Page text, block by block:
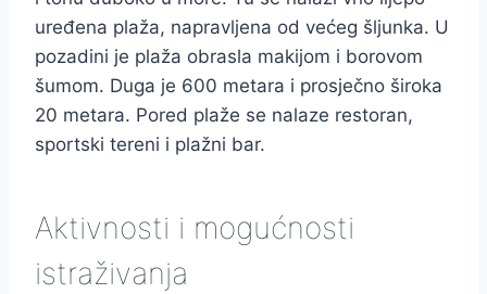
uređena plaža, napravljena od većeg šljunka. U
pozadini je plaža obrasla makijom i borovom
šumom. Duga je 600 metara i prosječno široka
20 metara. Pored plaže se nalaze restoran,
sportski tereni i plažni bar.
Aktivnosti i mogućnosti
istraživanja